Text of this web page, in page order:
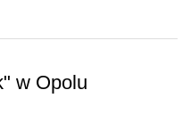
w Opolu